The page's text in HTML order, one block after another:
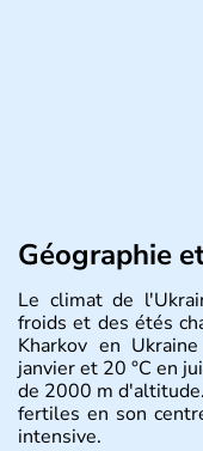
Géographie
Le climat de
froids et des étés
Kharkov en
janvier et 20 °C en
de 2000 m
fertiles en son
intensive.